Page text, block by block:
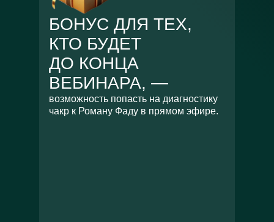
БОНУС ДЛЯ ТЕХ,
КТО БУДЕТ
ДО КОНЦА
ВЕБИНАРА, —
возможность попасть на диагностику
чакр к Роману Фаду в прямом эфире.